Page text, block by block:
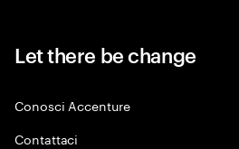
Let there be change
Conosci Accenture
Contattaci